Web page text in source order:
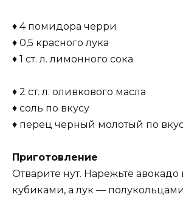
♦ 4 помидора черри
♦ 0,5 красного лука
♦ 1 ст. л. лимонного сока
♦ 2 ст. л. оливкового масла
♦ соль по вкусу
♦ перец черный молотый по
Приготовление
Отварите нут. Нарежьте
кубиками, а лук —